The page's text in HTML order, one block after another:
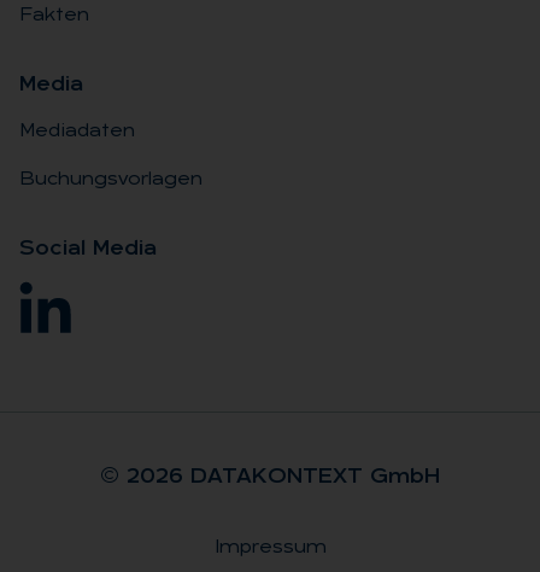
Fakten
Me­dia
Mediadaten
Buchungsvorlagen
So­ci­al Me­dia
© 2026 DA­TA­KON­TEXT GmbH
Impressum